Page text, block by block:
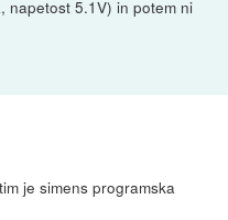
napetost 5.1V) in potem ni
je simens programska